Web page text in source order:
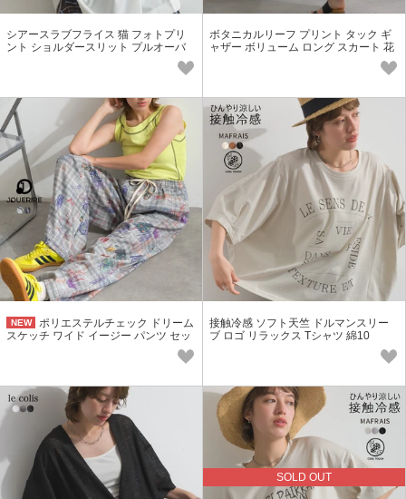
シアースラブフライス 猫 フォトプリ
ント ショルダースリット プルオーバ
ボタニカルリーフ プリント タック ギ
ャザー ボリューム ロング スカート 花
NEW
ポリエステルチェック ドリーム
スケッチ ワイド イージー パンツ セッ
接触冷感 ソフト天竺 ドルマンスリー
ブ ロゴ リラックス Tシャツ 綿10
SOLD OUT